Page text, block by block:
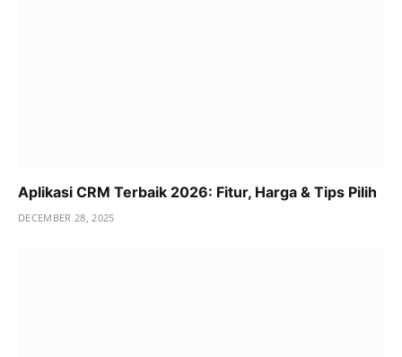
Aplikasi CRM Terbaik 2026: Fitur, Harga & Tips Pilih
DECEMBER 28, 2025